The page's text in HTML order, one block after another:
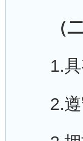
（
1.具
2.遵